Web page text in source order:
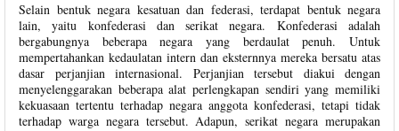
Selain bentuk negara kesatuan dan federasi, terdapat bentuk negara
lain, yaitu konfederasi dan serikat negara. Konfederasi adalah
bergabungnya beberapa negara yang berdaulat penuh. Untuk
mempertahankan kedaulatan intern dan eksternnya mereka bersatu atas
dasar perjanjian internasional. Perjanjian tersebut diakui dengan
menyelenggarakan beberapa alat perlengkapan sendiri yang memiliki
kekuasaan tertentu terhadap negara anggota konfederasi, tetapi tidak
terhadap warga negara tersebut. Adapun, serikat negara merupakan